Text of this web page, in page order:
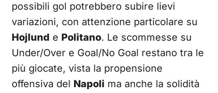
possibili gol potrebbero subire lievi
variazioni, con attenzione particolare su
Hojlund e Politano. Le scommesse su
Under/Over e Goal/No Goal restano tra le
più giocate, vista la propensione
offensiva del Napoli ma anche la solidità